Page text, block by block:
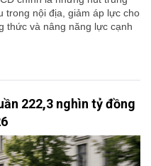
trong nội địa, giảm áp lực cho
thức và nâng năng lực cạnh
222,3 nghìn tỷ đồng